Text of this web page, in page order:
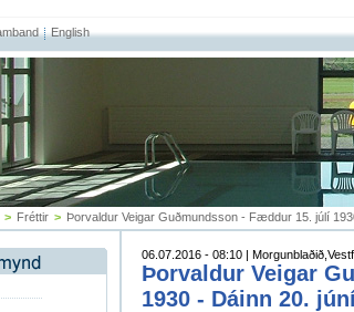
English
> Fréttir > Þorvaldur Veigar Guðmundsson - Fæddur 15. júlí
06.07.2016 - 08:10 |
Þorvaldur Veigar
1930 - Dáinn 20.